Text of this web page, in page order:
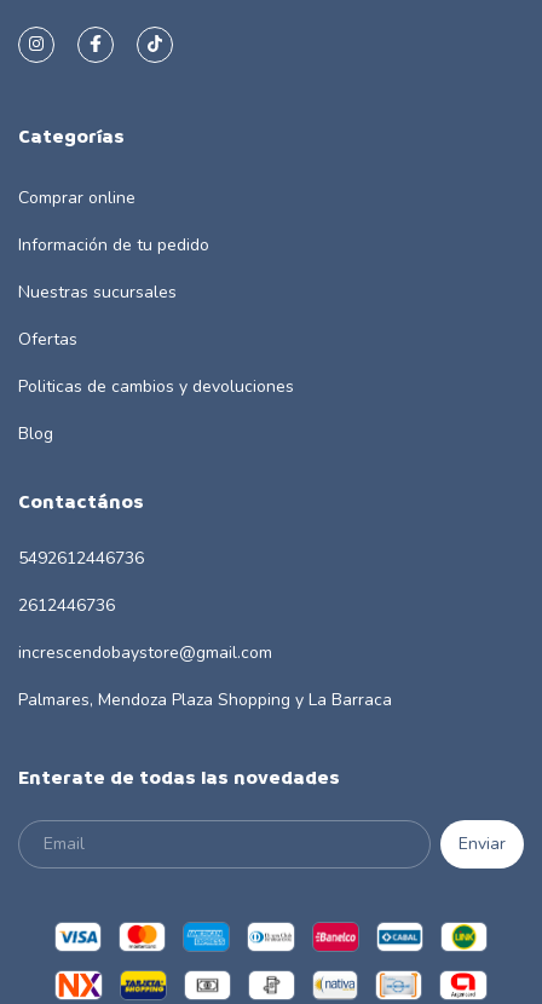
Categorías
Comprar online
Información de tu pedido
Nuestras sucursales
Ofertas
Politicas de cambios y devoluciones
Blog
Contactános
5492612446736
2612446736
increscendobaystore@gmail.com
Palmares, Mendoza Plaza Shopping y La Barraca
Enterate de todas las novedades